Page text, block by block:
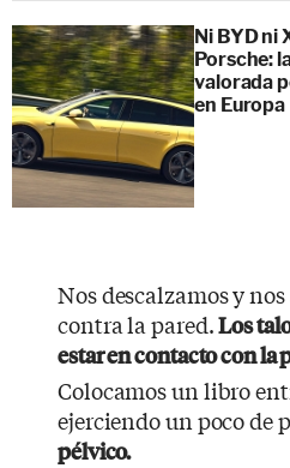
Ni BYD ni
Porsche:
valorada
en Europa
Nos descalzamos y
contra la pared.Los
estar en contacto con la
Colocamos un libro
ejerciendo un poco de
pélvico.